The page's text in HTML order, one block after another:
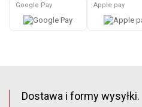
Google Pay Apple pay
Dostawa i formy wysyłki.